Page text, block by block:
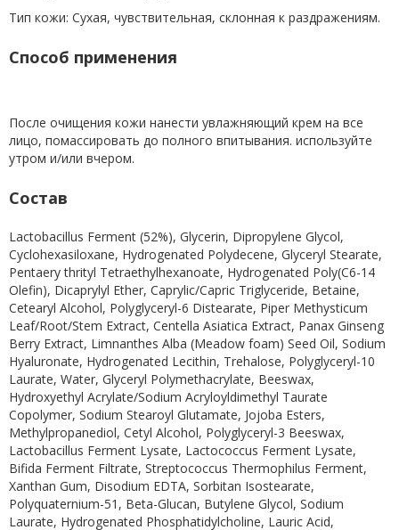
Тип кожи: Сухая, чувствительная, склонная к раздражениям.
Способ применения
После очищения кожи нанести увлажняющий крем на все
лицо, помассировать до полного впитывания. используйте
утром и/или вчером.
Состав
Lactobacillus Ferment (52%), Glycerin, Dipropylene Glycol,
Cyclohexasiloxane, Hydrogenated Polydecene, Glyceryl Stearate,
Pentaery thrityl Tetraethylhexanoate, Hydrogenated Poly(C6-14
Olefin), Dicaprylyl Ether, Caprylic/Capric Triglyceride, Betaine,
Cetearyl Alcohol, Polyglyceryl-6 Distearate, Piper Methysticum
Leaf/Root/Stem Extract, Centella Asiatica Extract, Panax Ginseng
Berry Extract, Limnanthes Alba (Meadow foam) Seed Oil, Sodium
Hyaluronate, Hydrogenated Lecithin, Trehalose, Polyglyceryl-10
Laurate, Water, Glyceryl Polymethacrylate, Beeswax,
Hydroxyethyl Acrylate/Sodium Acryloyldimethyl Taurate
Copolymer, Sodium Stearoyl Glutamate, Jojoba Esters,
Methylpropanediol, Cetyl Alcohol, Polyglyceryl-3 Beeswax,
Lactobacillus Ferment Lysate, Lactococcus Ferment Lysate,
Bifida Ferment Filtrate, Streptococcus Thermophilus Ferment,
Xanthan Gum, Disodium EDTA, Sorbitan Isostearate,
Polyquaternium-51, Beta-Glucan, Butylene Glycol, Sodium
Laurate, Hydrogenated Phosphatidylcholine, Lauric Acid,